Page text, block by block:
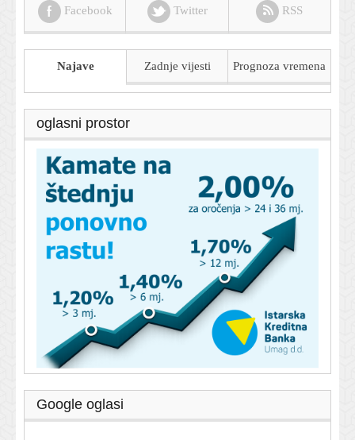
Facebook Twitter RSS
Najave Zadnje vijesti Prognoza vremena
oglasni prostor
Google oglasi